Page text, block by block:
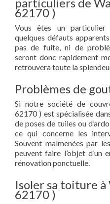
62170 )
Vous êtes un
quelques défauts
pas de fuite, ni de
seront donc rapidement
retrouvera toute la
Problèmes de
Si notre société de
62170 ) est spécialisée
de poses de tuiles ou
ce qui concerne les
Souvent malmenées par
peuvent faire l’objet d’un
rénovation ponctuelle.
Isoler sa toiture à
62170 )